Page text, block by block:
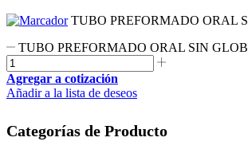
TUBO PREFORMADO ORAL
TUBO PREFORMADO ORAL SIN
Agregar a cotización
Añadir a la lista de deseos
Categorías de Producto